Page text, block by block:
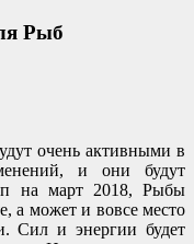
Рыб
очень активными в
и они будут
на март 2018, Рыбы
а может и вовсе место
Сил и энергии будет